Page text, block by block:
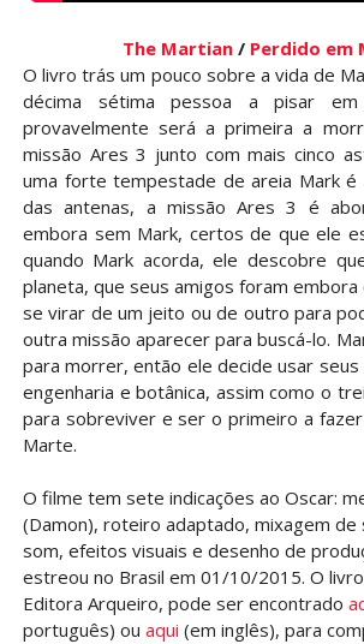
The Martian / Perdido em
O livro trás um pouco sobre a vida de
décima sétima pessoa a pisar
provavelmente será a primeira a
missão Ares 3 junto com mais cinco
uma forte tempestade de areia Mark é
das antenas, a missão Ares 3 é
embora sem Mark, certos de que ele
quando Mark acorda, ele descobre
planeta, que seus amigos foram
se virar de um jeito ou de outro para
outra missão aparecer para buscá-lo.
para morrer, então ele decide usar seus
engenharia e botânica, assim como o
para sobreviver e ser o primeiro a
Marte.
O filme tem sete indicações ao Oscar:
(Damon), roteiro adaptado, mixagem de
som, efeitos visuais e desenho de
estreou no Brasil em 01/10/2015. O
Editora Arqueiro, pode ser encontrado
português) ou aqui (em inglês), para